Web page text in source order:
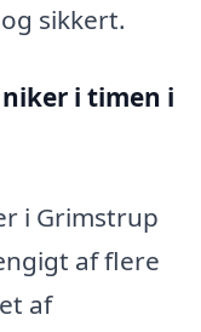
sikkert.
i timen i
i Grimstrup
af flere
af